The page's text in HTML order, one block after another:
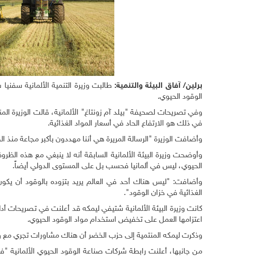
برلين/ آفاق البيئة والتنمية:طالبت وزيرة التنمية الألمانية
الوقود الحيوي.
وفي تصريحات لصحيفة "بيلد آم زونتاغ" الألمانية، قالت
في ذلك هو الارتفاع الحاد في أسعار المواد الغذائية.
وأضافت الوزيرة "الرسالة المريرة هي أننا مهددون بأكبر مجاعة منذ
وأوضحت وزيرة البيئة الألمانية السابقة أنه لا ينبغي مع هذه
الحيوي، ليس في ألمانيا فحسب بل على المستوى الدولي أيضاً.
وأضافت: "ليس هناك أحد في العالم يريد بتزوده بالوقود أن
الغذائية في خزان الوقود".
كانت وزيرة البيئة الألمانية شتيفي ليمكه قد أعلنت في تصريحات
اعتزامها العمل على تخفيض استخدام مواد الوقود الحيوي.
وذكرت ليمكه المنتمية إلى حزب الخضر أن هناك مشاورات تجري مع
من جانبها، أعلنت رابطة شركات صناعة الوقود الحيوي الألمانية